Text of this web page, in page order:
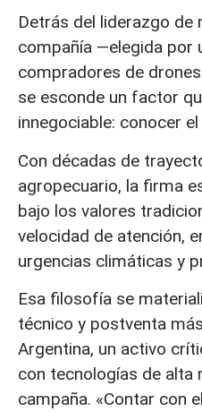
Detrás del liderazgo de
compañía —elegida por
compradores de
se esconde un factor
innegociable: conocer
Con décadas de
agropecuario, la firma
bajo los valores
velocidad de atención,
urgencias climáticas y
Esa filosofía se
técnico y postventa
Argentina, un activo
con tecnologías de alta
campaña. «Contar con